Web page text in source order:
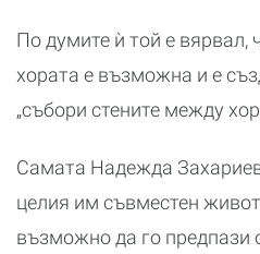
По думите ѝ той е
хората е възможна и е
„събори стените между
Самата Надежда
целия им съвместен
възможно да го предпази